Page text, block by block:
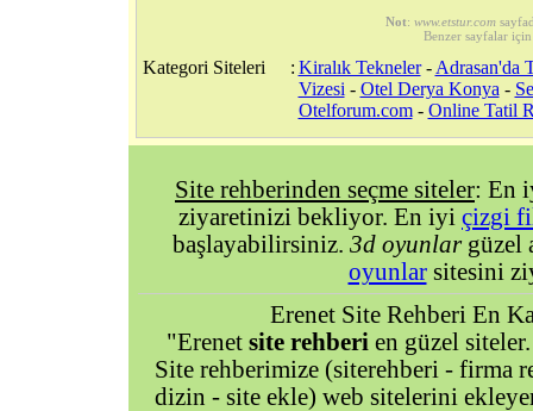
Not: www.etstur.com
Benzer sayfalar için
Kategori Siteleri : Kiralık Tekneler- Adrasan'da
Vizesi - Otel Derya Konya -
Otelforum.com- Online Tatil
Site rehberinden seçme siteler: En
ziyaretinizi bekliyor. En iyi çizgi
başlayabilirsiniz. 3d oyunlargüzel
oyunlarsitesini
Erenet Site Rehberi En
"Erenet site rehberi en güzel
Site rehberimize (siterehberi - firma
dizin - site ekle) web sitelerini